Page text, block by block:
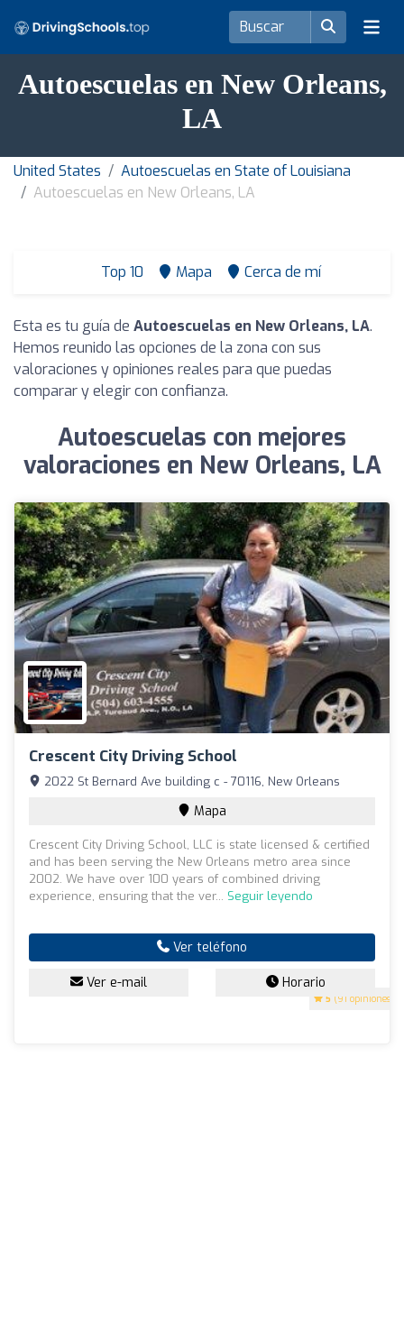
Autoescuelas en New Orleans,
LA
United States
Autoescuelas en State of Louisiana
Autoescuelas en New Orleans, LA
Top 10 Mapa Cerca de mí
Esta es tu guía de Autoescuelas en New Orleans, LA.
Hemos reunido las opciones de la zona con sus
valoraciones y opiniones reales para que puedas
comparar y elegir con confianza.
Autoescuelas con mejores
valoraciones en New Orleans, LA
Crescent City Driving School
5 (91 opiniones)
2022 St Bernard Ave building c - 70116, New Orleans
Mapa
Crescent City Driving School, LLC is state licensed & certified
and has been serving the New Orleans metro area since
2002. We have over 100 years of combined driving
experience, ensuring that the ver... Seguir leyendo
Ver teléfono
Ver e-mail Horario